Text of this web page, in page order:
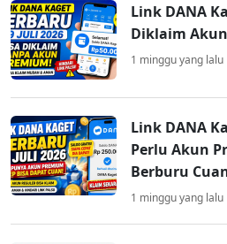
Link DANA
Diklaim
1 minggu yang lalu
Link DANA
Perlu Akun
Berburu
1 minggu yang lalu